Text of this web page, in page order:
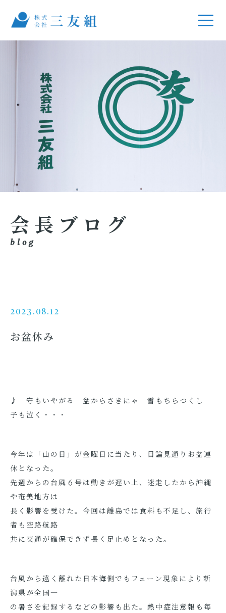
会長ブログ
blog
2023.08.12
お盆休み
♪ 守もいやがる 盆からさきにゃ 雪もちらつくし
子も泣く・・・
今年は「山の日」が金曜日に当たり、目論見通りお盆連
休となった。
先週からの台風６号は動きが遅い上、迷走したから沖縄
や奄美地方は
長く影響を受けた。今回は離島では食料も不足し、旅行
者も空路航路
共に交通が確保できず長く足止めとなった。
台風から遠く離れた日本海側でもフェーン現象により新
潟県が全国一
の暑さを記録するなどの影響も出た。熱中症注意報も毎